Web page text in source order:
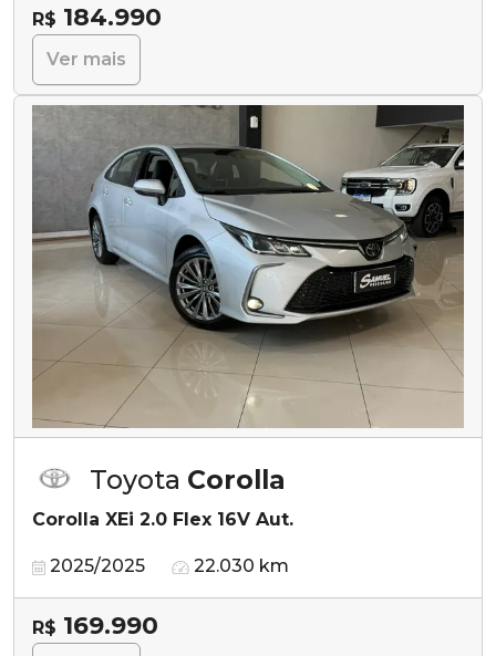
R$ 184.990
Ver mais
Toyota Corolla
Corolla XEi 2.0 Flex 16V Aut.
2025/2025 22.030 km
R$ 169.990